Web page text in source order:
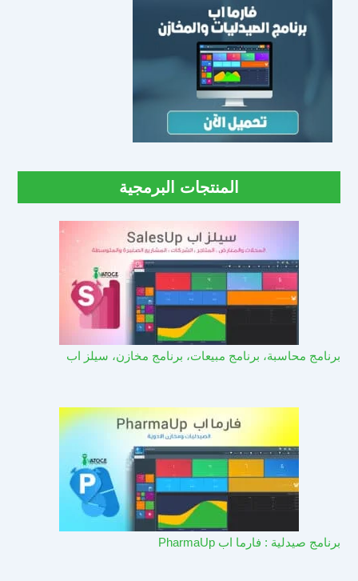
المنتجات البرمجية
برنامج محاسبة، برنامج مبيعات، برنامج مخازن، سيلز اب
برنامج صيدلية : فارما اب PharmaUp​